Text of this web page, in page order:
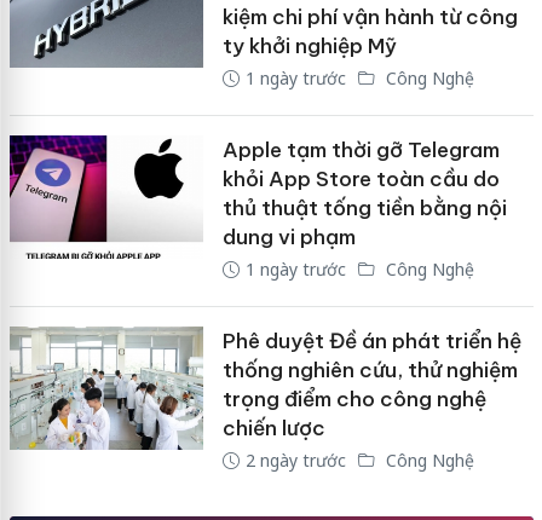
kiệm chi phí vận hành từ công
ty khởi nghiệp Mỹ
1 ngày trước Công Nghệ
Apple tạm thời gỡ Telegram
khỏi App Store toàn cầu do
thủ thuật tống tiền bằng nội
dung vi phạm
1 ngày trước Công Nghệ
Phê duyệt Đề án phát triển hệ
thống nghiên cứu, thử nghiệm
trọng điểm cho công nghệ
chiến lược
2 ngày trước Công Nghệ